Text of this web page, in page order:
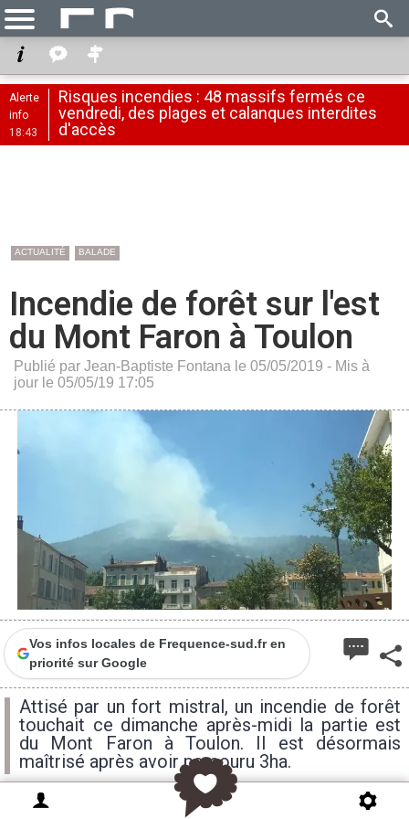
Alerte
info
18:43
Risques incendies : 48 massifs fermés ce
vendredi, des plages et calanques interdites
d'accès
ACTUALITÉ BALADE
Incendie de forêt sur l'est
du Mont Faron à Toulon
Publié par Jean-Baptiste Fontana le 05/05/2019 - Mis à
jour le 05/05/19 17:05
Vos infos locales de Frequence-sud.fr en
priorité sur Google
Attisé par un fort mistral, un incendie de forêt
touchait ce dimanche après-midi la partie est
du Mont Faron à Toulon. Il est désormais
maîtrisé après avoir parcouru 3ha.
jeudi 15H samedi